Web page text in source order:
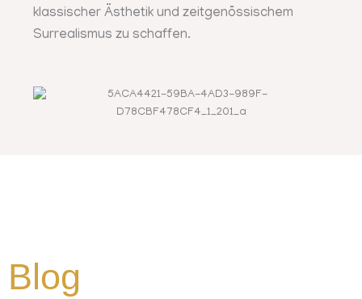
klassischer Ästhetik und zeitgenössischem
Surrealismus zu schaffen.
Blog